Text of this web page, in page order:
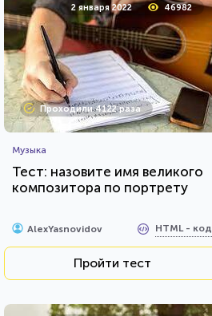
2 января 2022 46982
Проходили 4122 раза
Музыка
Тест: назовите имя великого
композитора по портрету
AlexYasnovidov HTML - код
Пройти тест